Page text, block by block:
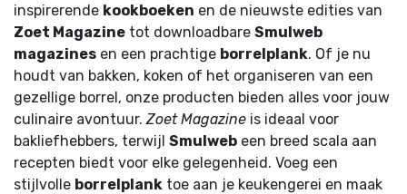
inspirerende kookboeken en de nieuwste edities van
Zoet Magazine tot downloadbare Smulweb
magazines en een prachtige borrelplank. Of je nu
houdt van bakken, koken of het organiseren van een
gezellige borrel, onze producten bieden alles voor jouw
culinaire avontuur.Zoet Magazine is ideaal voor
bakliefhebbers, terwijl Smulweb een breed scala aan
recepten biedt voor elke gelegenheid. Voeg een
stijlvolle borrelplank toe aan je keukengerei en maak